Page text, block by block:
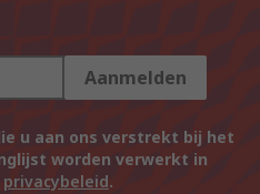
Aanmelden
u aan ons verstrekt bij het
worden verwerkt in
privacybeleid.